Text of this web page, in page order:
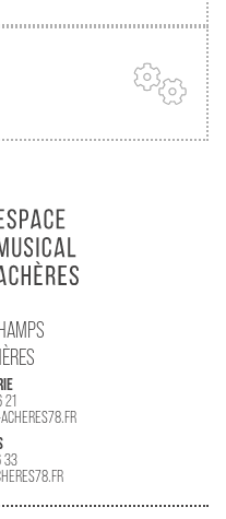
21
33